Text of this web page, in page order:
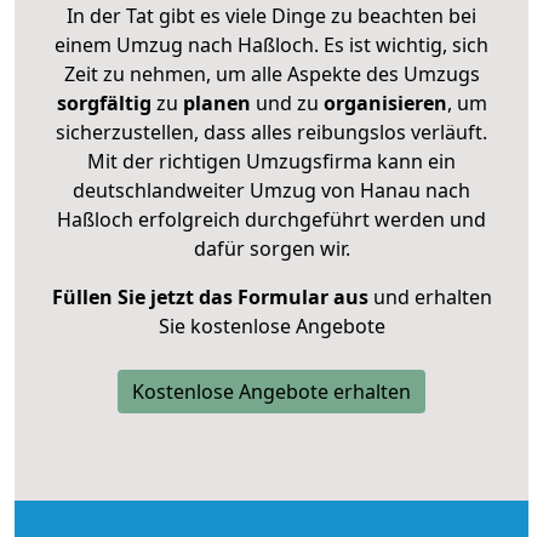
In der Tat gibt es viele Dinge zu beachten bei
einem Umzug nach Haßloch. Es ist wichtig, sich
Zeit zu nehmen, um alle Aspekte des Umzugs
sorgfältig zu planen und zu organisieren, um
sicherzustellen, dass alles reibungslos verläuft.
Mit der richtigen Umzugsfirma kann ein
deutschlandweiter Umzug von Hanau nach
Haßloch erfolgreich durchgeführt werden und
dafür sorgen wir.
Füllen Sie jetzt das Formular ausund erhalten
Sie kostenlose Angebote
Kostenlose Angebote erhalten